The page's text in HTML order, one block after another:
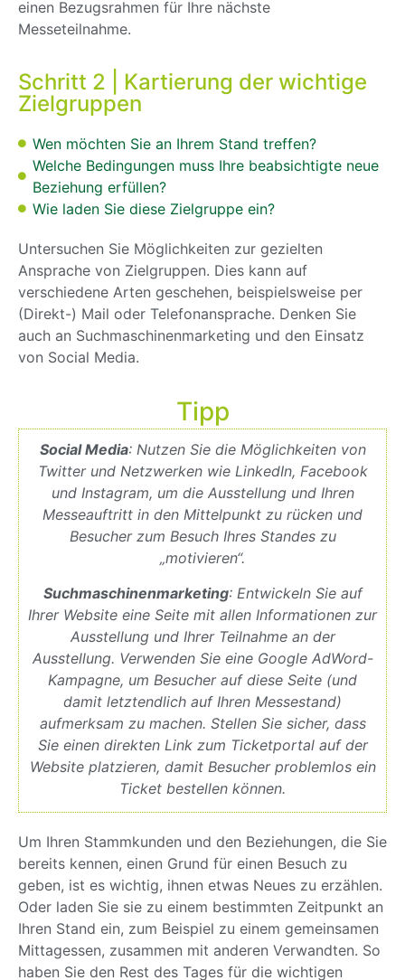
einen Bezugsrahmen für Ihre nächste
Messeteilnahme.
Schritt 2 | Kartierung der wichtige
Zielgruppen
Wen möchten Sie an Ihrem Stand treffen?
Welche Bedingungen muss Ihre beabsichtigte neue
Beziehung erfüllen?
Wie laden Sie diese Zielgruppe ein?
Untersuchen Sie Möglichkeiten zur gezielten
Ansprache von Zielgruppen. Dies kann auf
verschiedene Arten geschehen, beispielsweise per
(Direkt-) Mail oder Telefonansprache. Denken Sie
auch an Suchmaschinenmarketing und den Einsatz
von Social Media.
Tipp
Social Media: Nutzen Sie die Möglichkeiten von
Twitter und Netzwerken wie LinkedIn, Facebook
und Instagram, um die Ausstellung und Ihren
Messeauftritt in den Mittelpunkt zu rücken und
Besucher zum Besuch Ihres Standes zu
„motivieren“.
Suchmaschinenmarketing: Entwickeln Sie auf
Ihrer Website eine Seite mit allen Informationen zur
Ausstellung und Ihrer Teilnahme an der
Ausstellung. Verwenden Sie eine Google AdWord-
Kampagne, um Besucher auf diese Seite (und
damit letztendlich auf Ihren Messestand)
aufmerksam zu machen. Stellen Sie sicher, dass
Sie einen direkten Link zum Ticketportal auf der
Website platzieren, damit Besucher problemlos ein
Ticket bestellen können.
Um Ihren Stammkunden und den Beziehungen, die Sie
bereits kennen, einen Grund für einen Besuch zu
geben, ist es wichtig, ihnen etwas Neues zu erzählen.
Oder laden Sie sie zu einem bestimmten Zeitpunkt an
Ihren Stand ein, zum Beispiel zu einem gemeinsamen
Mittagessen, zusammen mit anderen Verwandten. So
haben Sie den Rest des Tages für die wichtigen